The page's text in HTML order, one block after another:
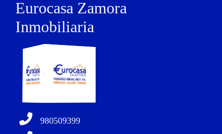
Eurocasa Zamora
Inmobiliaria
980509399